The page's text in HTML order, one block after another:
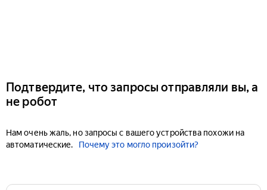
Подтвердите, что запросы отправляли вы, а
не робот
Нам очень жаль, но запросы с вашего устройства похожи на
автоматические.
Почему это могло произойти?